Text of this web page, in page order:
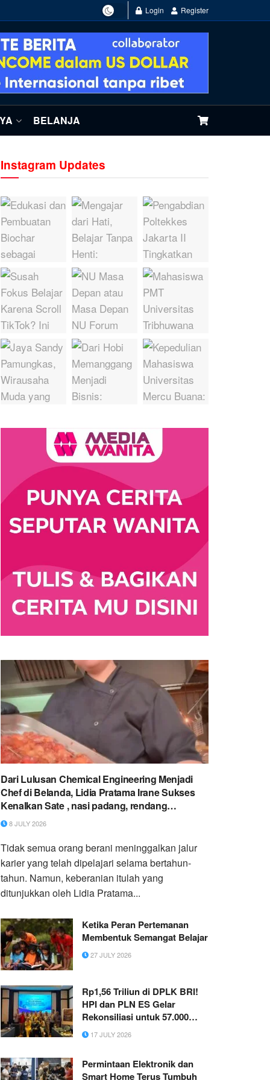
Login Register
BELANJA
Instagram Updates
Dari Lulusan Chemical Engineering Menjadi
Chef di Belanda, Lidia Pratama Irane Sukses
Kenalkan Sate , nasi padang, rendang
Indonesia ke Eropa
8 JULY 2026
Tidak semua orang berani meninggalkan jalur
karier yang telah dipelajari selama bertahun-
tahun. Namun, keberanian itulah yang
ditunjukkan oleh Lidia Pratama...
Ketika Peran Pertemanan
Membentuk Semangat Belajar
27 JULY 2026
Rp1,56 Triliun di DPLK BRI!
HPI dan PLN ES Gelar
Rekonsiliasi untuk 57.000
Pekerja
17 JULY 2026
Permintaan Elektronik dan
Smart Home Terus Tumbuh